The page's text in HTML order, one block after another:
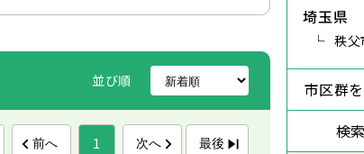
並び順
前へ 1 次へ 最後
埼玉県
秩父
市区群
検